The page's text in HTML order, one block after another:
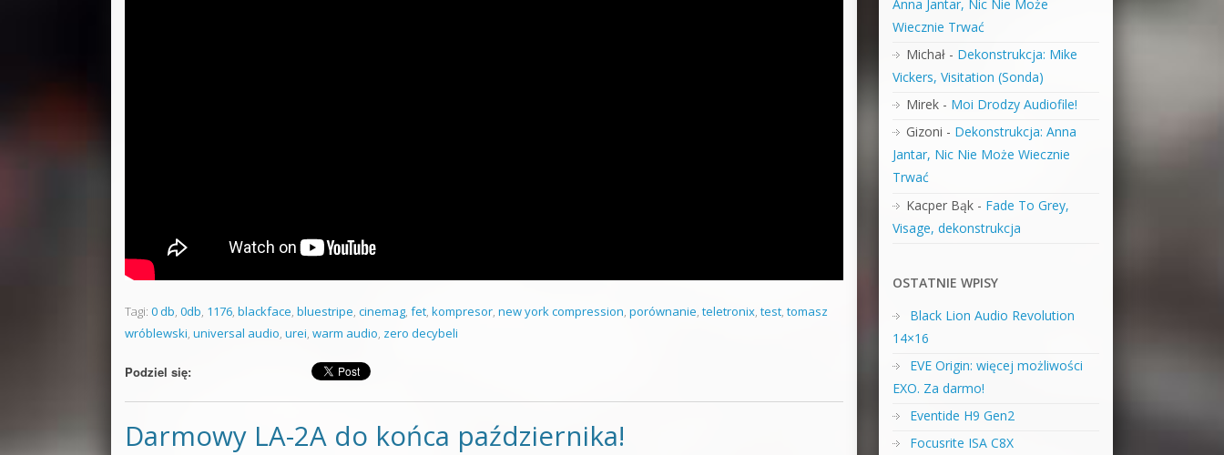
Tagi: 0 db, 0db, 1176, blackface, bluestripe, cinemag, fet, kompresor, new york compression, porównanie, teletronix, test, tomasz
wróblewski, universal audio, urei, warm audio, zero decybeli
Podziel się:
Darmowy LA-2A do końca października!
Anna Jantar, Nic Nie Może
Wiecznie Trwać
Michał- Dekonstrukcja: Mike
Vickers, Visitation (Sonda)
Mirek- Moi Drodzy Audiofile!
Gizoni - Dekonstrukcja: Anna
Jantar, Nic Nie Może Wiecznie
Trwać
Kacper Bąk- Fade To Grey,
Visage, dekonstrukcja
OSTATNIE WPISY
Black Lion Audio Revolution
14×16
EVE Origin: więcej możliwości
EXO. Za darmo!
Eventide H9 Gen2
Focusrite ISA C8X